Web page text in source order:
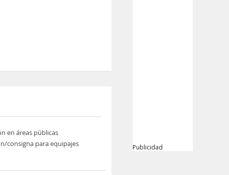
en áreas públicas
consigna para equipajes
Publicidad